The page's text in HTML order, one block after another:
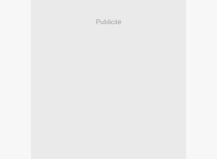
Publicité